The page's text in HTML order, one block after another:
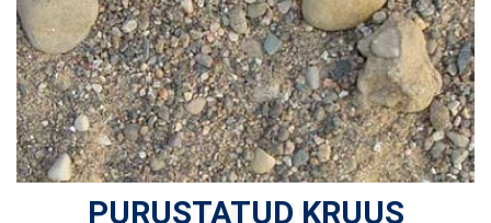
PURUSTATUD KRUUS